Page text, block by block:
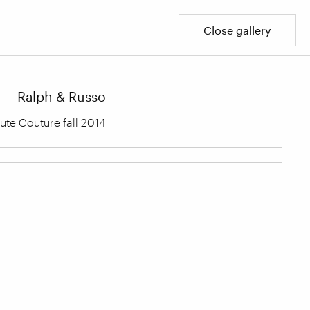
Close gallery
Ralph & Russo
Couture fall 2014